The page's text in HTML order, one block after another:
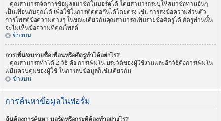
คุณสามารถจัดการข้อมูลสมาชิกในบอร์ดได้ โดยสามารถระบุให้สมาชิกท่านอื่นๆ
เป็นเพื่อนกับคุณได้ เพื่อใช้ในการติดต่อกันได้โดยตรง เช่น การส่งข้อความส่วนตัว
การโพสต์ข้อความต่างๆ ในขณะเดียวกันคุณสามารถเพิ่มรายชื่อศัตรูได้ ศัตรูท่านนั้น
จะไม่เห็นข้อความที่คุณโพสต์
ข้างบน
การเพิ่ม/ลบรายชื่อเพื่อนหรือศัตรูทำได้อย่าไร?
คุณสามารถทำได้ 2 วิธี คือ การเพิ่มใน ประวัติของผู้ใช้งานและอีกวิธีคือการเพิ่มใน
แป้นควบคุมของผู้ใช้ ในการลบข้อมูลก็เช่นเดียวกัน
ข้างบน
การค้นหาข้อมูลในฟอรั่ม
ฉันต้องการค้นหา บอร์ดหรือกระทู้ต้องทำอย่างไร?